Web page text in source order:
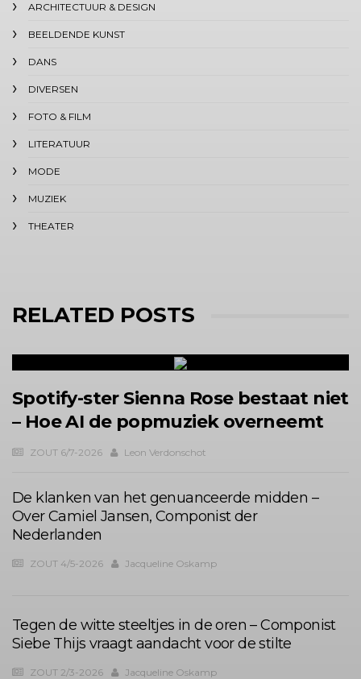
ARCHITECTUUR & DESIGN
BEELDENDE KUNST
DANS
DIVERSEN
FOTO & FILM
LITERATUUR
MODE
MUZIEK
THEATER
RELATED POSTS
Spotify-ster Sienna Rose bestaat niet
– Hoe AI de popmuziek overneemt
ZOUT 6/7-2026 Leon Verdonschot
De klanken van het genuanceerde midden –
Over Camiel Jansen, Componist der
Nederlanden
ZOUT 4/5-2026 Jacqueline Oskamp
Tegen de witte steeltjes in de oren – Componist
Siebe Thijs vraagt aandacht voor de stilte
ZOUT 2/3-2026 Jacqueline Oskamp